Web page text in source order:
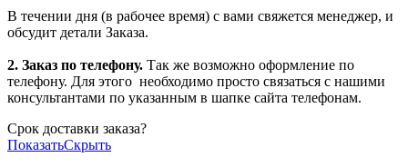
В течении дня (в рабочее время) с вами свяжется менеджер, и
обсудит детали Заказа.
2. Заказ по телефону. Так же возможно оформление по
телефону. Для этого необходимо просто связаться с нашими
консультантами по указанным в шапке сайта телефонам.
Срок доставки заказа?
ПоказатьСкрыть